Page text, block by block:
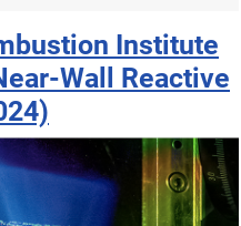
Institute
Wall Reactive